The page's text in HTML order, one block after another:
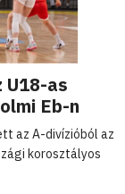
as
Eb-n
az A-divízióból az
korosztályos